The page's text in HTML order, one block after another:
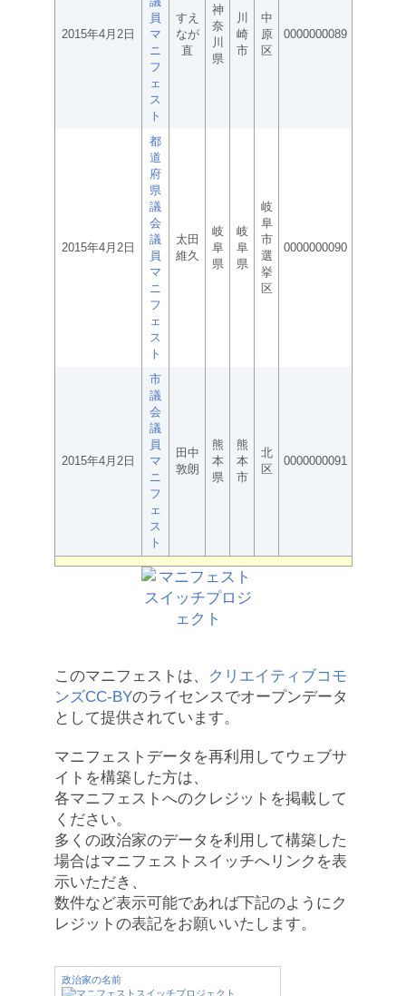
2015年4月2日
員
マ
ニ
フ
ェ
ス
ト
すえ
なが
直
神
奈
川
県
川
崎
市
中
原
区
0000000089
2015年4月2日
都
道
府
県
議
会
議
員
マ
ニ
フ
ェ
ス
ト
太田
維久
岐
阜
県
岐
阜
県
岐
阜
市
選
挙
区
0000000090
2015年4月2日
市
議
会
議
員
マ
ニ
フ
ェ
ス
ト
田中
敦朗
熊
本
県
熊
本
市
北
区
0000000091
このマニフェストは、
クリエイティブコモ
ンズCC-BYのライセンスでオープンデータ
として提供されています。
マニフェストデータを再利用してウェブサ
イトを構築した方は、
各マニフェストへのクレジットを掲載して
ください。
多くの政治家のデータを利用して構築した
場合はマニフェストスイッチへリンクを表
示いただき、
数件など表示可能であれば下記のようにク
レジットの表記をお願いいたします。
政治家の名前